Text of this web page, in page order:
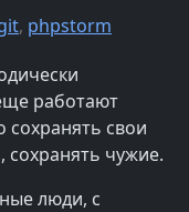
, phpstorm
работают
свои
сохранять чужие.
люди, с